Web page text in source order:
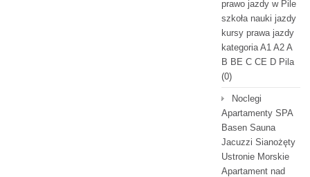
prawo jazdy w Pile
szkoła nauki jazdy
kursy prawa jazdy
kategoria A1 A2 A
B BE C CE D Pila
(0)
Noclegi
Apartamenty SPA
Basen Sauna
Jacuzzi Sianożęty
Ustronie Morskie
Apartament nad